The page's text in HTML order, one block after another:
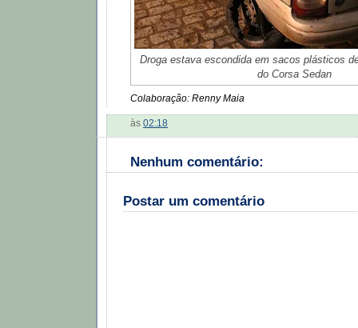
Droga estava escondida em sacos plásticos
do Corsa Sedan
Colaboração: Renny Maia
às 02:18
Nenhum comentário:
Postar um comentário